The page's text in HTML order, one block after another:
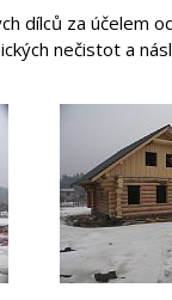
dílců za účelem
nečistot a